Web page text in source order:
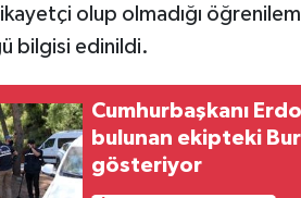
olup olmadığı
bilgisi edinildi.
Cumhurbaşkanı
bulunan ekipteki
gösteriyor